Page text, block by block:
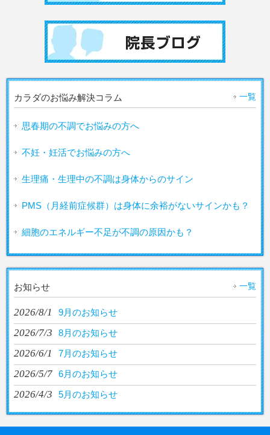
カラダのお悩み解決コラム 一覧
思春期の不調でお悩みの方へ
不妊・妊活でお悩みの方へ
生理痛・生理中の不調は身体からのサイン
PMS（月経前症候群）は身体に余裕がないサインかも？
細胞のエネルギー不足が不調の原因かも？
お知らせ 一覧
2026/8/1 9月のお知らせ
2026/7/3 8月のお知らせ
2026/6/1 7月のお知らせ
2026/5/7 6月のお知らせ
2026/4/3 5月のお知らせ